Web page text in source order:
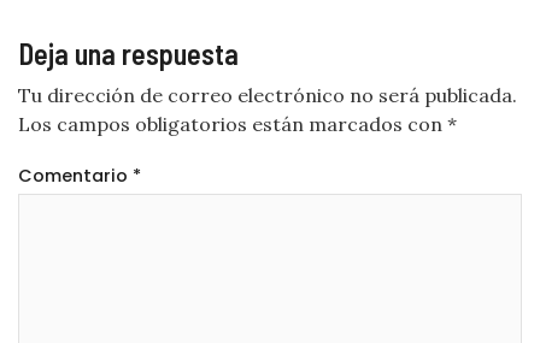
Deja una respuesta
Tu dirección de correo electrónico no será publicada.
Los campos obligatorios están marcados con *
Comentario *